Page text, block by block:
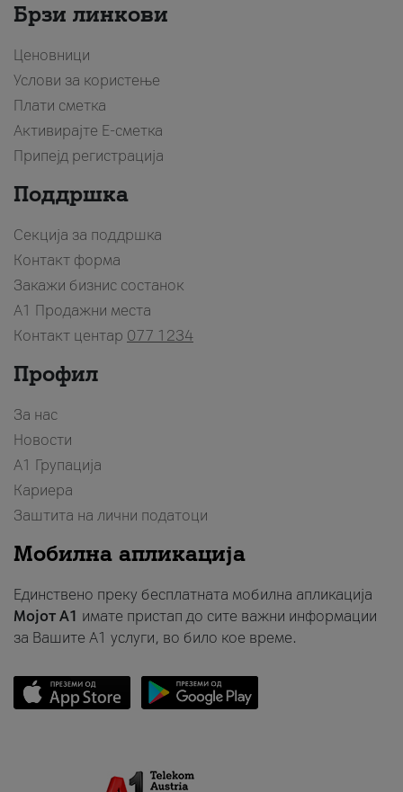
Брзи линкови
Ценовници
Услови за користење
Плати сметка
Активирајте Е-сметка
Припејд регистрација
Поддршка
Секција за поддршка
Контакт форма
Закажи бизнис состанок
A1 Продажни места
Контакт центар 077 1234
Профил
За нас
Новости
А1 Групација
Кариера
Заштита на лични податоци
Мобилна апликација
Единствено преку бесплатната мобилна апликација
Мојот A1 имате пристап до сите важни информации
за Вашите A1 услуги, во било кое време.